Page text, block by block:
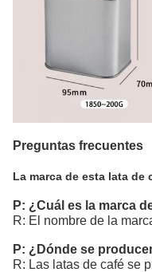
Preguntas frecuentes
La marca de esta lata de
P: ¿Cuál es la marca
R: El nombre de la
P: ¿Dónde se
R: Las latas de café se